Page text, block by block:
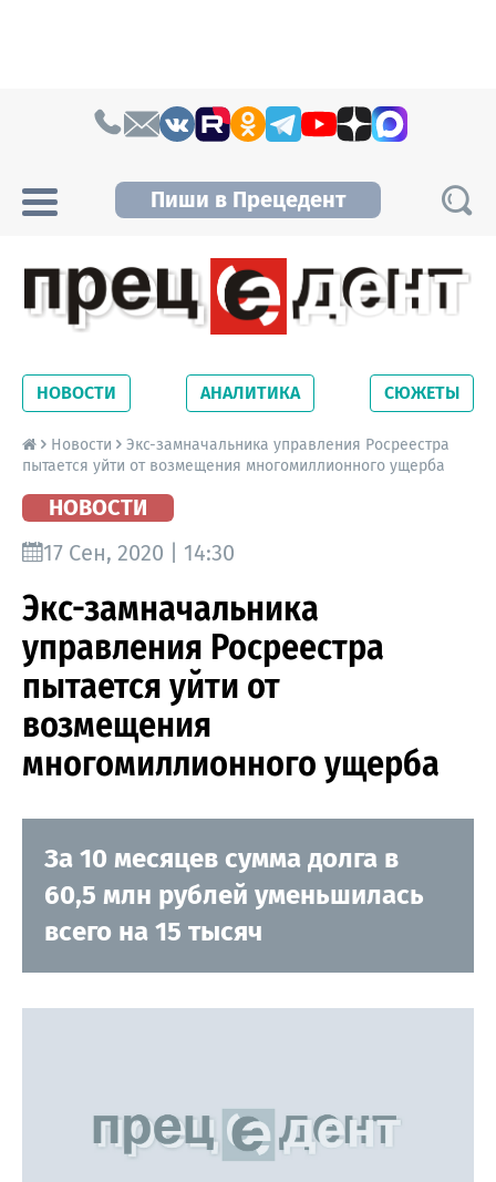
Пиши в Прецедент
Новосибирской области. Читайте свежие
новости на сайте сетевого издания
Precedent.
НОВОСТИ АНАЛИТИКА СЮЖЕТЫ
Новости
Экс-замначальника управления Росреестра
пытается уйти от возмещения многомиллионного ущерба
НОВОСТИ
17 Сен, 2020 | 14:30
Экс-замначальника
управления Росреестра
пытается уйти от
возмещения
многомиллионного ущерба
За 10 месяцев сумма долга в
60,5 млн рублей уменьшилась
всего на 15 тысяч